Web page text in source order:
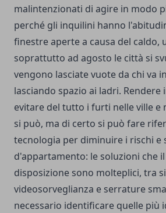
malintenzionati di agire in modo
perché gli inquilini hanno
finestre aperte a causa del caldo,
soprattutto ad agosto le città si
vengono lasciate vuote da chi va
lasciando spazio ai ladri. Rendere
evitare del tutto i furti nelle ville e
si può, ma di certo si può fare
tecnologia per diminuire i rischi e
d'appartamento: le soluzioni che
disposizione sono molteplici, tra
videosorveglianza e serrature
necessario identificare quelle più